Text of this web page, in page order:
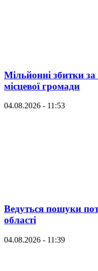
Мільйонні збитки за
місцевої громади
04.08.2026 - 11:53
Ведуться пошуки
області
04.08.2026 - 11:39